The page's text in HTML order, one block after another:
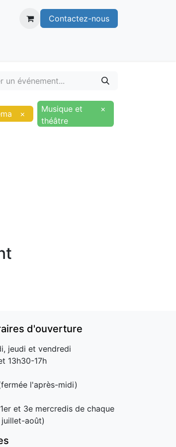
Contactez-nous
×
Musique et
théâtre
×
d'ouverture
jeudi et vendredi
13h30-17h
l'après-midi)
et 3e mercredis de chaque
août)